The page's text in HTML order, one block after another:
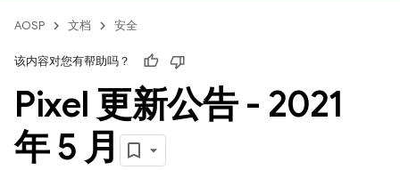
AOSP 文档 安全
该内容对您有帮助吗？
Pixel 更新公告 - 2021
年 5 月